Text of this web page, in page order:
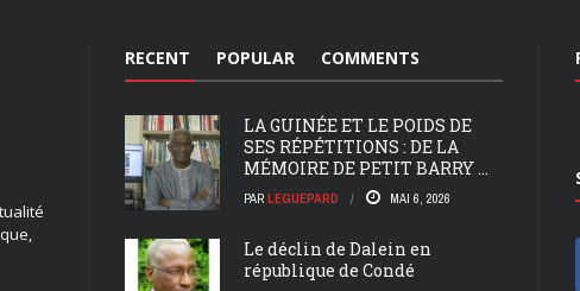
RECENT POPULAR COMMENTS
LA GUINÉE ET LE POIDS DE
SES RÉPÉTITIONS : DE LA
MÉMOIRE DE PETIT BARRY ...
PAR LEGUEPARD MAI 6, 2026
Le déclin de Dalein en
république de Condé